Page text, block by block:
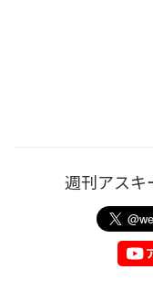
週刊アスキ